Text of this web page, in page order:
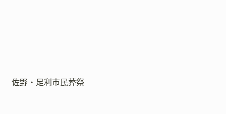
佐野・足利市民葬祭